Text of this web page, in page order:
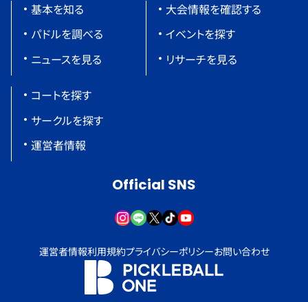
基本を知る
パドルを調べる
ニュースを見る
大会情報を確認する
イベントを探す
リサーチを見る
コートを探す
サークルを探す
運営者情報
Official SNS
運営者情報利用規約プライバシーポリシーお問い合わせ